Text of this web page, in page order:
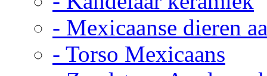
- Mexicaanse dieren
- Torso Mexicaans